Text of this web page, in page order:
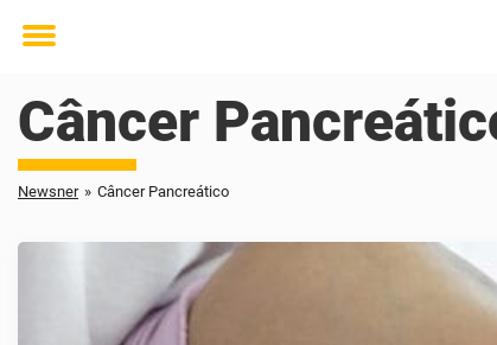
Toggle
Câncer
Newsner » Câncer Pancreático